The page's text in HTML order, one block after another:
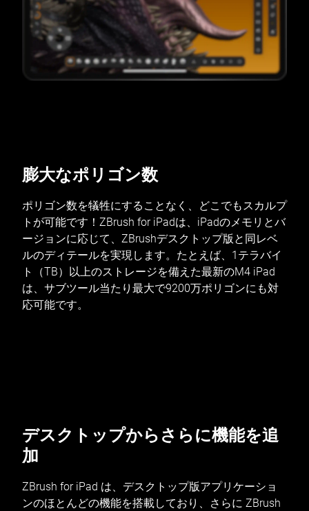
膨大なポリゴン数
ポリゴン数を犠牲にすることなく、どこでもスカルプ
トが可能です！ZBrush for iPadは、iPadのメモリとバ
ージョンに応じて、ZBrushデスクトップ版と同レベ
ルのディテールを実現します。たとえば、1テラバイ
ト（TB）以上のストレージを備えた最新のM4 iPad
は、サブツール当たり最大で9200万ポリゴンにも対
応可能です。
デスクトップからさらに機能を追
加
ZBrush for iPad は、デスクトップ版アプリケーショ
ンのほとんどの機能を搭載しており、さらに ZBrush